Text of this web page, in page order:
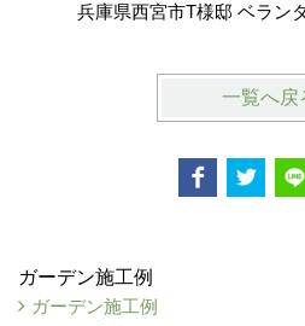
兵庫県西宮市T様邸 ベラン
一覧へ戻
ガーデン施工例
ガーデン施工例